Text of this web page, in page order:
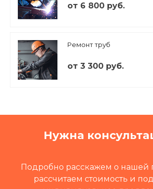
от 6 800 руб.
Ремонт труб
от 3 300 руб.
Нужна
Подробно расскажем о нашей
рассчитаем стоимость и